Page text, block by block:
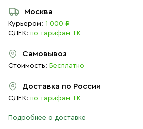
Москва
Курьером: 1 000 ₽
СДЕК: по тарифам ТК
Самовывоз
Стоимость: Бесплатно
Доставка по России
СДЕК: по тарифам ТК
Подробнее о доставке